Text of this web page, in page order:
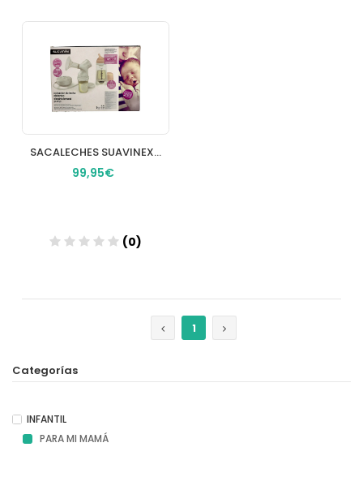
SACALECHES SUAVINEX EXTRACTOR DE LECHE ELECTRICO
99,95€
(0)
1
Categorías
INFANTIL
PARA MI MAMÁ